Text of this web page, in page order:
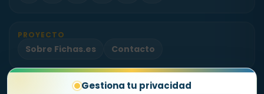
Gestiona tu privacidad
PROYECTO
Sobre Fichas.es Contacto